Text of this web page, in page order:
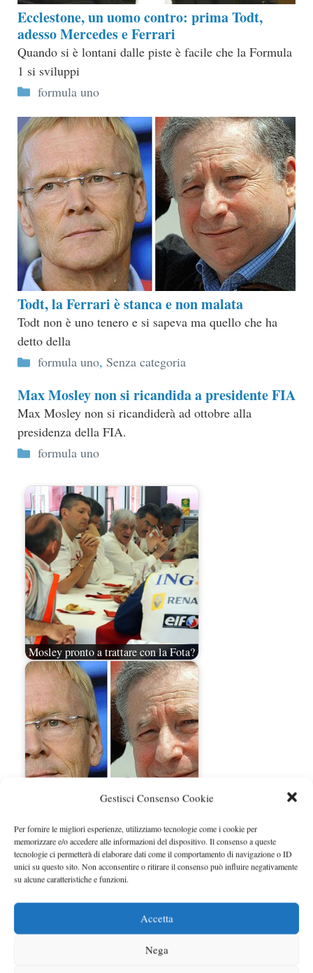
Gestisci Consenso Cookie
Per fornire le migliori esperienze, utilizziamo tecnologie come i cookie per
memorizzare e/o accedere alle informazioni del dispositivo. Il consenso a queste
tecnologie ci permetterà di elaborare dati come il comportamento di navigazione o ID
unici su questo sito. Non acconsentire o ritirare il consenso può influire negativamente
su alcune caratteristiche e funzioni.
Accetta
Nega
Ecclestone, un uomo contro: prima Todt,
adesso Mercedes e Ferrari
Quando si è lontani dalle piste è facile che la Formula
1 si sviluppi
Categorie
formula uno
Todt, la Ferrari è stanca e non malata
Todt non è uno tenero e si sapeva ma quello che ha
detto della
Categorie
formula uno, Senza categoria
Max Mosley non si ricandida a presidente FIA
Max Mosley non si ricandiderà ad ottobre alla
presidenza della FIA.
Categorie
formula uno
Mosley pronto a trattare con la Fota?
Fia